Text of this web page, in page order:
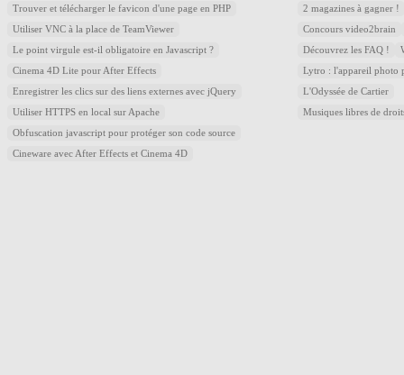
Trouver et télécharger le favicon d'une page en PHP
Utiliser VNC à la place de TeamViewer
Le point virgule est-il obligatoire en Javascript ?
Cinema 4D Lite pour After Effects
Enregistrer les clics sur des liens externes avec jQuery
Utiliser HTTPS en local sur Apache
Obfuscation javascript pour protéger son code source
Cineware avec After Effects et Cinema 4D
2 magazines à gagner !
Concours video2brain
Découvrez les FAQ !
Lytro : l'appareil photo
L'Odyssée de Cartier
Musiques libres de